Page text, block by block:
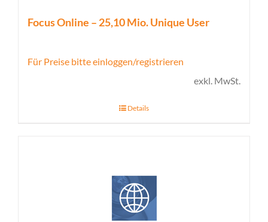
Focus Online – 25,10 Mio. Unique User
Für Preise bitte einloggen/registrieren
exkl. MwSt.
Details